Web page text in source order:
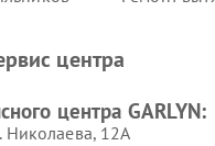
GARLYN
GARLYN
центра
центра GARLYN:
Николаева, 12А